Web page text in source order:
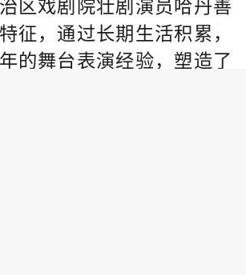
区戏剧院壮剧演员哈丹善
征，通过长期生活积累，
的舞台表演经验，塑造了